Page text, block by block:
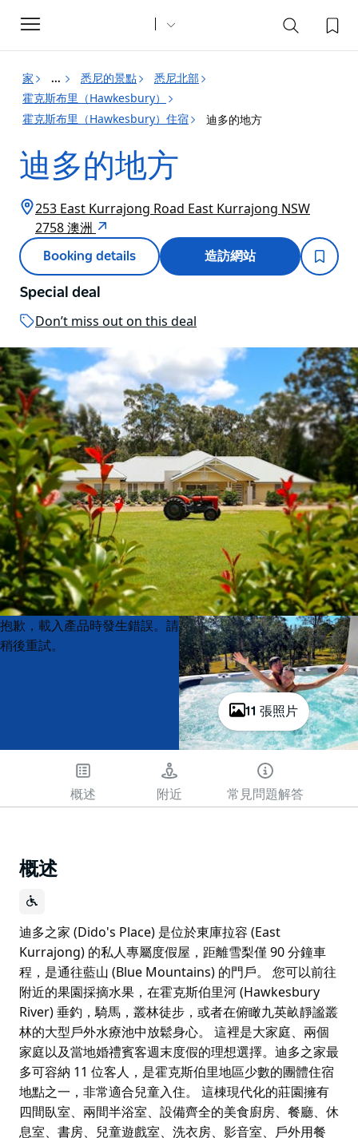
Toggle
navigation
家 ... 悉尼的景點
悉尼北部
霍克斯布里（Hawkesbury）
霍克斯布里（Hawkesbury）住宿
迪多的地方
迪多的地方
253 East Kurrajong Road East Kurrajong NSW
2758 澳洲
Booking details 造訪網站
Special deal
Don’t miss out on this deal
11 張照片
Product
List
Product
List
抱歉，載入產品時發生錯誤。請
稍後重試。
概述 附近 常見問題解答
概述
迪多之家 (Dido's Place) 是位於東庫拉容 (East
Kurrajong) 的私人專屬度假屋，距離雪梨僅 90 分鐘車
程，是通往藍山 (Blue Mountains) 的門戶。 您可以前往
附近的果園採摘水果，在霍克斯伯里河 (Hawkesbury
River) 垂釣，騎馬，叢林徒步，或者在俯瞰九英畝靜謐叢
林的大型戶外水療池中放鬆身心。 這裡是大家庭、兩個
家庭以及當地婚禮賓客週末度假的理想選擇。迪多之家最
多可容納 11 位客人，是霍克斯伯里地區少數的團體住宿
地點之一，非常適合兒童入住。 這棟現代化的莊園擁有
四間臥室、兩間半浴室、設備齊全的美食廚房、餐廳、休
息室、書房、兒童遊戲室、洗衣房、影音室、戶外用餐